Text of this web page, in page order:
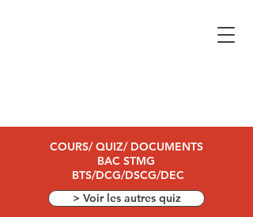
COURS/ QUIZ/ DOCUMENTS
BAC STMG
BTS/DCG/DSCG/DEC
> Voir les autres quiz